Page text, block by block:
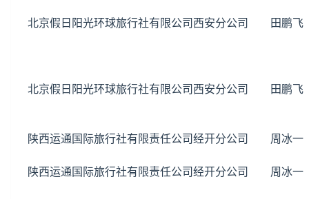
北京假日阳光环球旅行社有限公司西安分公司 田鹏飞
北京假日阳光环球旅行社有限公司西安分公司 田鹏飞
陕西运通国际旅行社有限责任公司经开分公司 周冰一
陕西运通国际旅行社有限责任公司经开分公司 周冰一